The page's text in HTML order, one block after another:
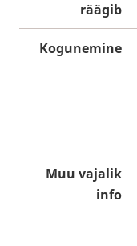
räägib
Kogunemine
Muu vajalik
info